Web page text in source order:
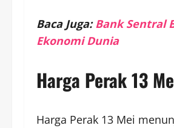
Baca Juga:Bank Sentral
Ekonomi Dunia
Harga Perak 13
Harga Perak 13 Mei